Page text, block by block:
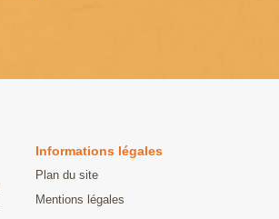
Informations légales
Plan du site
Mentions légales